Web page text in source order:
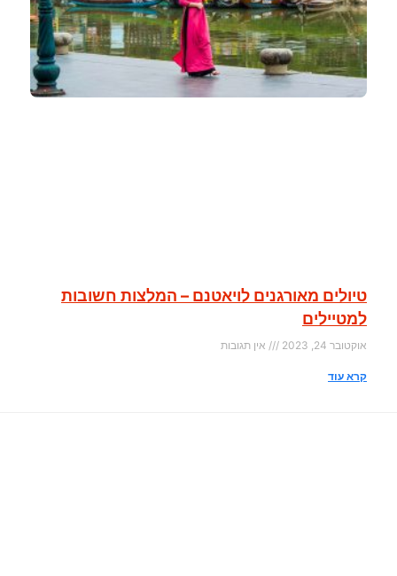
טיולים מאורגנים לויאטנם – המלצות חשובות
למטיילים
אוקטובר 24, 2023 אין תגובות
קרא עוד